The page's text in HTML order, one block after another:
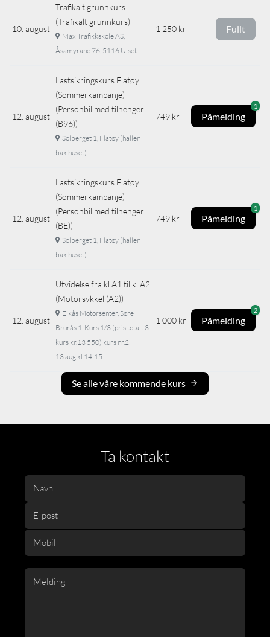
10. august
Trafikalt grunnkurs
(Trafikalt grunnkurs)
Max Trafikkskole AS,
Åsamyrane 76, 5116 Ulset
1 250 kr Fullt
12. august
Lastsikringskurs Flatøy
(Sommerkampanje)
(Personbil med tilhenger
(B96))
Solberget 1, Flatøy (hallen
bak huset)
749 kr Påmelding
1
12. august
Lastsikringskurs Flatøy
(Sommerkampanje)
(Personbil med tilhenger
(BE))
Solberget 1, Flatøy (hallen
bak huset)
749 kr Påmelding
1
12. august
Utvidelse fra kl A1 til kl A2
(Motorsykkel (A2))
Eikås Motorsenter, Søre
Brurås 1. Kurs 1/3 (pris totalt 3
kurs kr.13 550) kurs nr.2
13.aug.kl.14:15
1 000 kr Påmelding
2
Se alle våre kommende kurs
Ta kontakt